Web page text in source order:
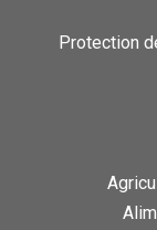
Protection